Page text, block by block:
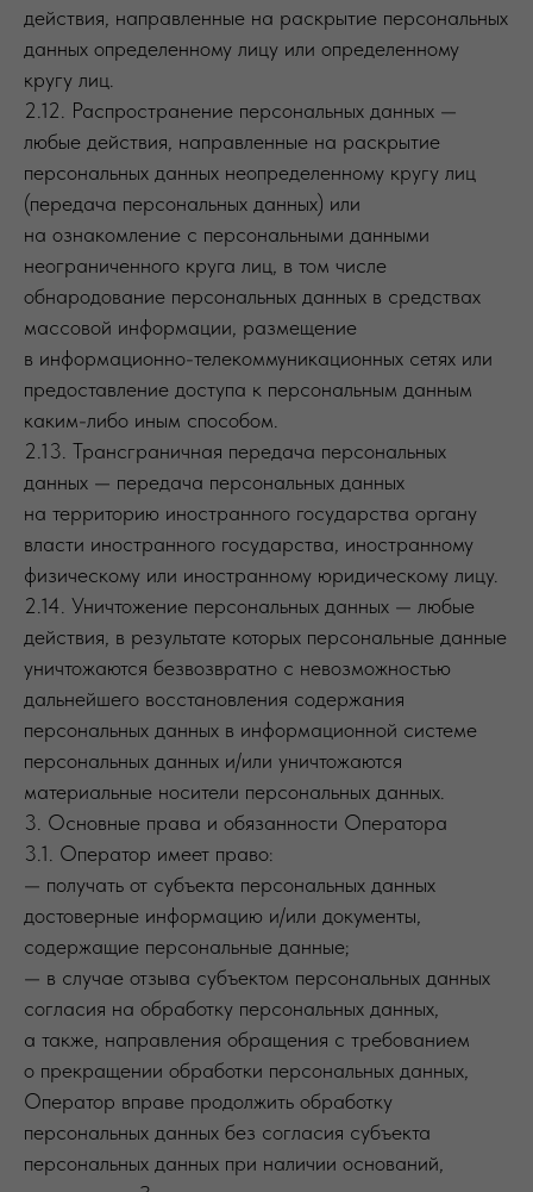
действия, направленные на раскрытие персональных
данных определенному лицу или определенному
кругу лиц.
2.12. Распространение персональных данных —
любые действия, направленные на раскрытие
персональных данных неопределенному кругу лиц
(передача персональных данных) или
на ознакомление с персональными данными
неограниченного круга лиц, в том числе
обнародование персональных данных в средствах
массовой информации, размещение
в информационно-телекоммуникационных сетях или
предоставление доступа к персональным данным
каким-либо иным способом.
2.13. Трансграничная передача персональных
данных — передача персональных данных
на территорию иностранного государства органу
власти иностранного государства, иностранному
физическому или иностранному юридическому лицу.
2.14. Уничтожение персональных данных — любые
действия, в результате которых персональные данные
уничтожаются безвозвратно с невозможностью
дальнейшего восстановления содержания
персональных данных в информационной системе
персональных данных и/или уничтожаются
материальные носители персональных данных.
3. Основные права и обязанности Оператора
3.1. Оператор имеет право:
— получать от субъекта персональных данных
достоверные информацию и/или документы,
содержащие персональные данные;
— в случае отзыва субъектом персональных данных
согласия на обработку персональных данных,
а также, направления обращения с требованием
о прекращении обработки персональных данных,
Оператор вправе продолжить обработку
персональных данных без согласия субъекта
персональных данных при наличии оснований,